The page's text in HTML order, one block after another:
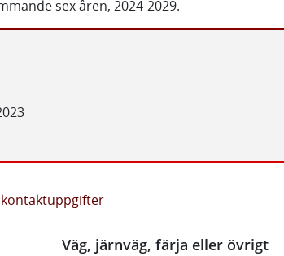
sex åren, 2024-2029.
Väg, järnväg, färja eller övrigt